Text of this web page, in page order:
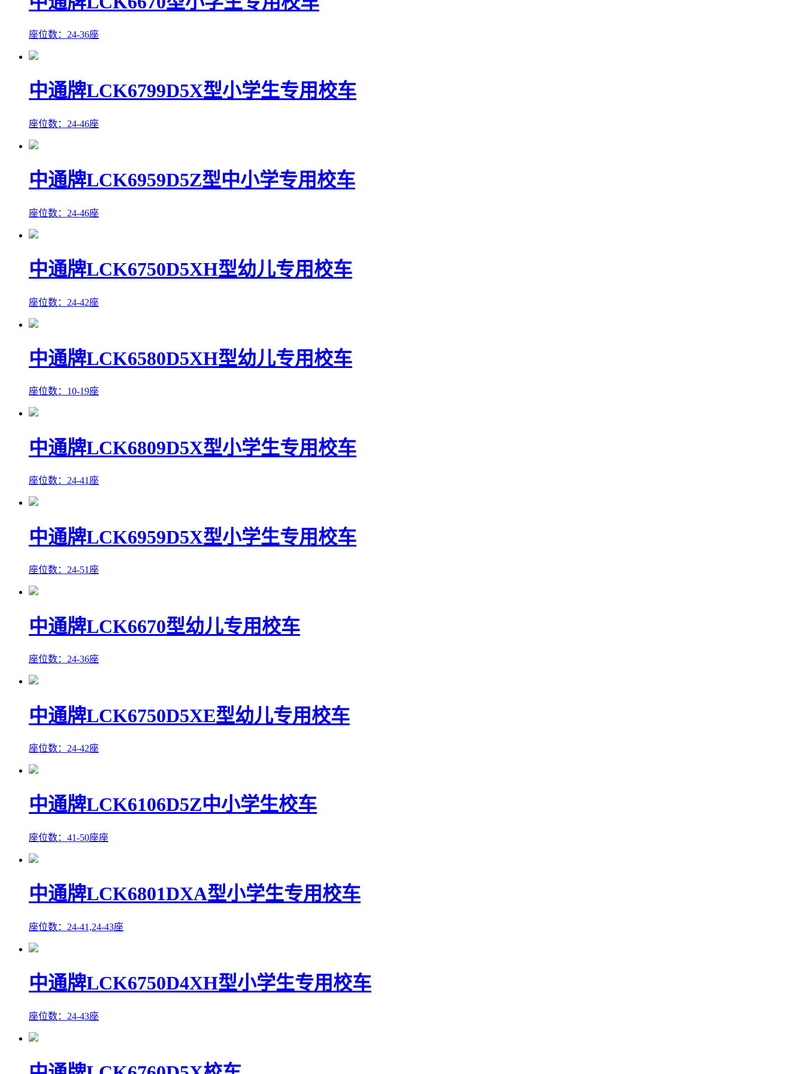
座位数：24-36座
中通牌LCK6799D5X型小学生专用校车
座位数：24-46座
中通牌LCK6959D5Z型中小学专用校车
座位数：24-46座
中通牌LCK6750D5XH型幼儿专用校车
座位数：24-42座
中通牌LCK6580D5XH型幼儿专用校车
座位数：10-19座
中通牌LCK6809D5X型小学生专用校车
座位数：24-41座
中通牌LCK6959D5X型小学生专用校车
座位数：24-51座
中通牌LCK6670型幼儿专用校车
座位数：24-36座
中通牌LCK6750D5XE型幼儿专用校车
座位数：24-42座
中通牌LCK6106D5Z中小学生校车
座位数：41-50座座
中通牌LCK6801DXA型小学生专用校车
座位数：24-41,24-43座
中通牌LCK6750D4XH型小学生专用校车
座位数：24-43座